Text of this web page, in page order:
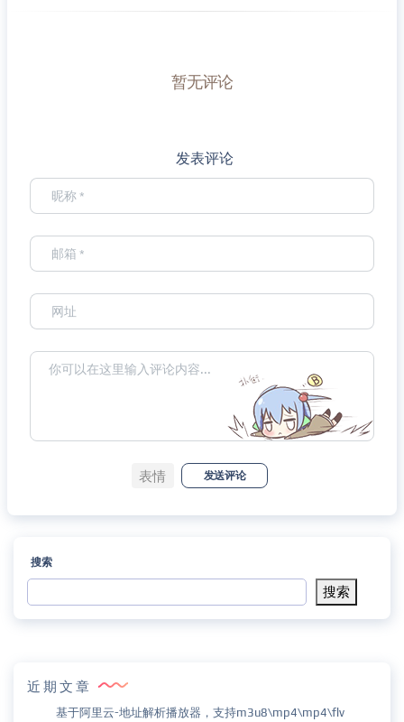
暂无评论
发表评论
表情 发送评论
搜索
搜索
近期文章
基于阿里云-地址解析播放器，支持m3u8\mp4\mp4\flv